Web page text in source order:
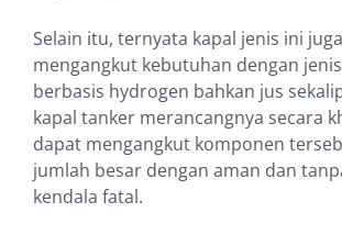
Selain itu, ternyata kapal jenis ini
mengangkut kebutuhan dengan
berbasis hydrogen bahkan jus
kapal tanker merancangnya secara
dapat mengangkut komponen
jumlah besar dengan aman dan
kendala fatal.